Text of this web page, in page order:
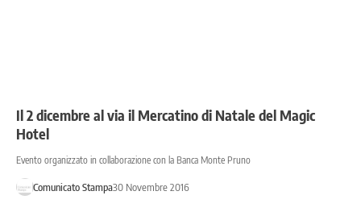
Il 2 dicembre al via il Mercatino di Natale del Magic
Hotel
Evento organizzato in collaborazione con la Banca Monte Pruno
Comunicato Stampa30 Novembre 2016